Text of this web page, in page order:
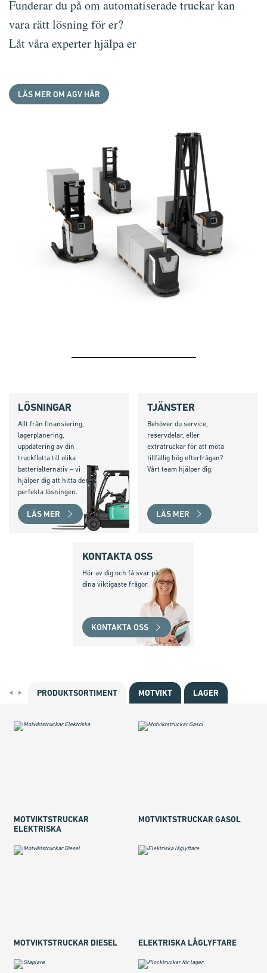
Funderar du på om automatiserade truckar kan
vara rätt lösning för er?
Låt våra experter hjälpa er
LÄS MER OM AGV HÄR
LÖSNINGAR
Allt från finansiering,
lagerplanering,
uppdatering av din
truckflotta till olika
batterialternativ – vi
hjälper dig att hitta den
perfekta lösningen.
LÄS MER
TJÄNSTER
Behöver du service,
reservdelar, eller
extratruckar för att möta
tillfällig hög efterfrågan?
Vårt team hjälper dig.
LÄS MER
KONTAKTA OSS
Hör av dig och få svar på
dina viktigaste frågor.
KONTAKTA OSS
PRODUKTSORTIMENT MOTVIKT LAGER
MOTVIKTSTRUCKAR
ELEKTRISKA
MOTVIKTSTRUCKAR GASOL
MOTVIKTSTRUCKAR DIESEL ELEKTRISKA LÅGLYFTARE